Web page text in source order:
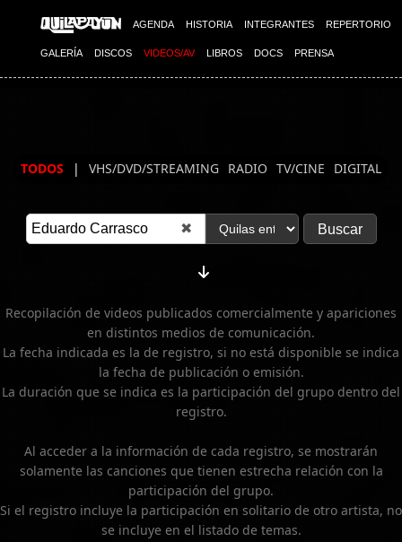
AGENDA HISTORIA INTEGRANTES REPERTORIO
GALERÍA DISCOS VIDEOS/AV LIBROS DOCS PRENSA
Imagen 02
TODOS | VHS/DVD/STREAMING RADIO TV/CINE DIGITAL
✖
Recopilación de videos publicados comercialmente y apariciones
en distintos medios de comunicación.
La fecha indicada es la de registro, si no está disponible se indica
la fecha de publicación o emisión.
La duración que se indica es la participación del grupo dentro del
registro.
Al acceder a la información de cada registro, se mostrarán
solamente las canciones que tienen estrecha relación con la
participación del grupo.
Si el registro incluye la participación en solitario de otro artista, no
se incluye en el listado de temas.